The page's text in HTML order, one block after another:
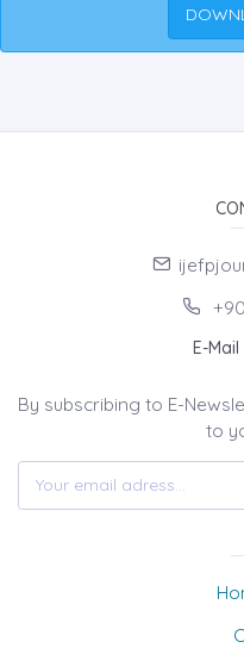
E-
By subscribing to E-
to